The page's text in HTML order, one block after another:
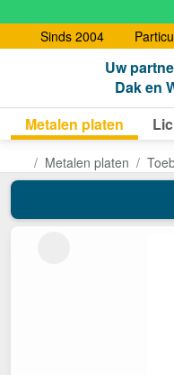
Sinds 2004
Uw
Dak en
Metalen platen
Metalen platen